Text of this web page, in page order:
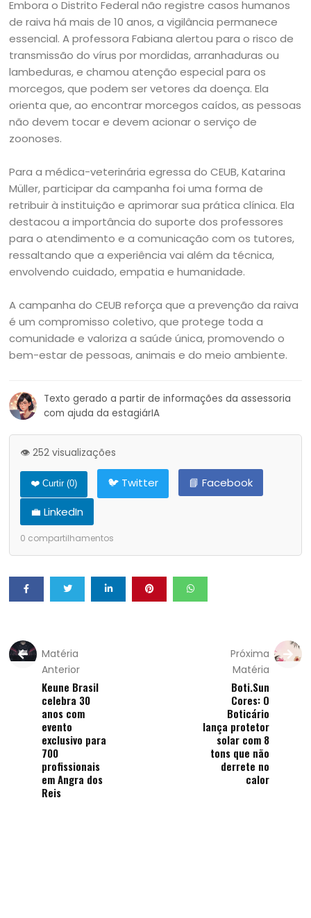
Embora o Distrito Federal não registre casos humanos
de raiva há mais de 10 anos, a vigilância permanece
essencial. A professora Fabiana alertou para o risco de
transmissão do vírus por mordidas, arranhaduras ou
lambeduras, e chamou atenção especial para os
morcegos, que podem ser vetores da doença. Ela
orienta que, ao encontrar morcegos caídos, as pessoas
não devem tocar e devem acionar o serviço de
zoonoses.
Para a médica-veterinária egressa do CEUB, Katarina
Müller, participar da campanha foi uma forma de
retribuir à instituição e aprimorar sua prática clínica. Ela
destacou a importância do suporte dos professores
para o atendimento e a comunicação com os tutores,
ressaltando que a experiência vai além da técnica,
envolvendo cuidado, empatia e humanidade.
A campanha do CEUB reforça que a prevenção da raiva
é um compromisso coletivo, que protege toda a
comunidade e valoriza a saúde única, promovendo o
bem-estar de pessoas, animais e do meio ambiente.
Texto gerado a partir de informações da assessoria
com ajuda da estagiárIA
👁️ 252 visualizações
❤️ Curtir (0) 🐦 Twitter
📘 Facebook
💼 LinkedIn
0 compartilhamentos
Matéria
Anterior
Keune Brasil
celebra 30
anos com
evento
exclusivo para
700
profissionais
em Angra dos
Reis
Próxima
Matéria
Boti.Sun
Cores: O
Boticário
lança protetor
solar com 8
tons que não
derrete no
calor